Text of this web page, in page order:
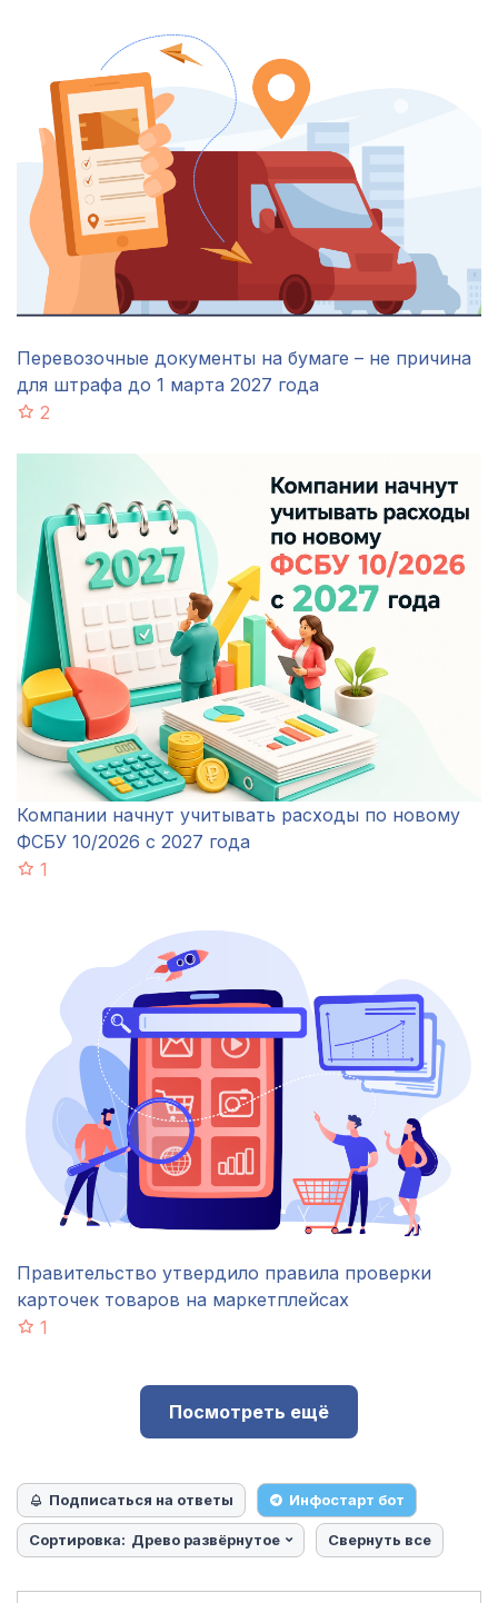
Перевозочные документы на бумаге – не причина
для штрафа до 1 марта 2027 года
2
Компании начнут учитывать расходы по новому
ФСБУ 10/2026 с 2027 года
1
Правительство утвердило правила проверки
карточек товаров на маркетплейсах
1
Посмотреть ещё
Подписаться на ответы Инфостарт бот
Сортировка: Древо развёрнутое Свернуть все